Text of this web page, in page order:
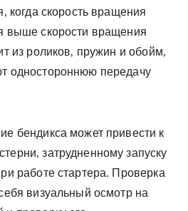
когда скорость вращения
выше скорости вращения
из роликов‚ пружин и обойм‚
одностороннюю передачу
бендикса может привести к
затрудненному запуску
работе стартера. Проверка
визуальный осмотр на